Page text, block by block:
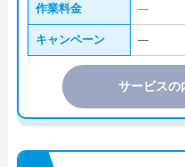
作業料金 ―
キャンペーン ―
サービスの